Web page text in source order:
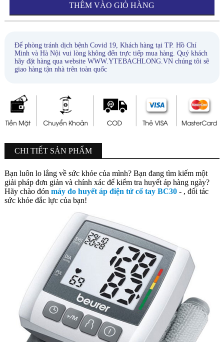
THÊM VÀO GIỎ HÀNG
Để phòng tránh dịch bệnh Covid 19, Khách hàng tại TP. Hồ Chí
Minh và Hà Nội vui lòng không đến trực tiếp mua hàng. Quý khách
hãy đặt hàng qua website WWW.YTEBACHLONG.VN chúng tôi sẽ
giao hàng tận nhà trên toàn quốc
CHI TIẾT SẢN PHẨM
Bạn luôn lo lắng về sức khỏe của mình? Bạn đang tìm kiếm một
giải pháp đơn giản và chính xác để kiểm tra huyết áp hàng ngày?
Hãy chào đón máy đo huyết áp điện tử cổ tay BC30- , đối tác
sức khỏe đắc lực của bạn!